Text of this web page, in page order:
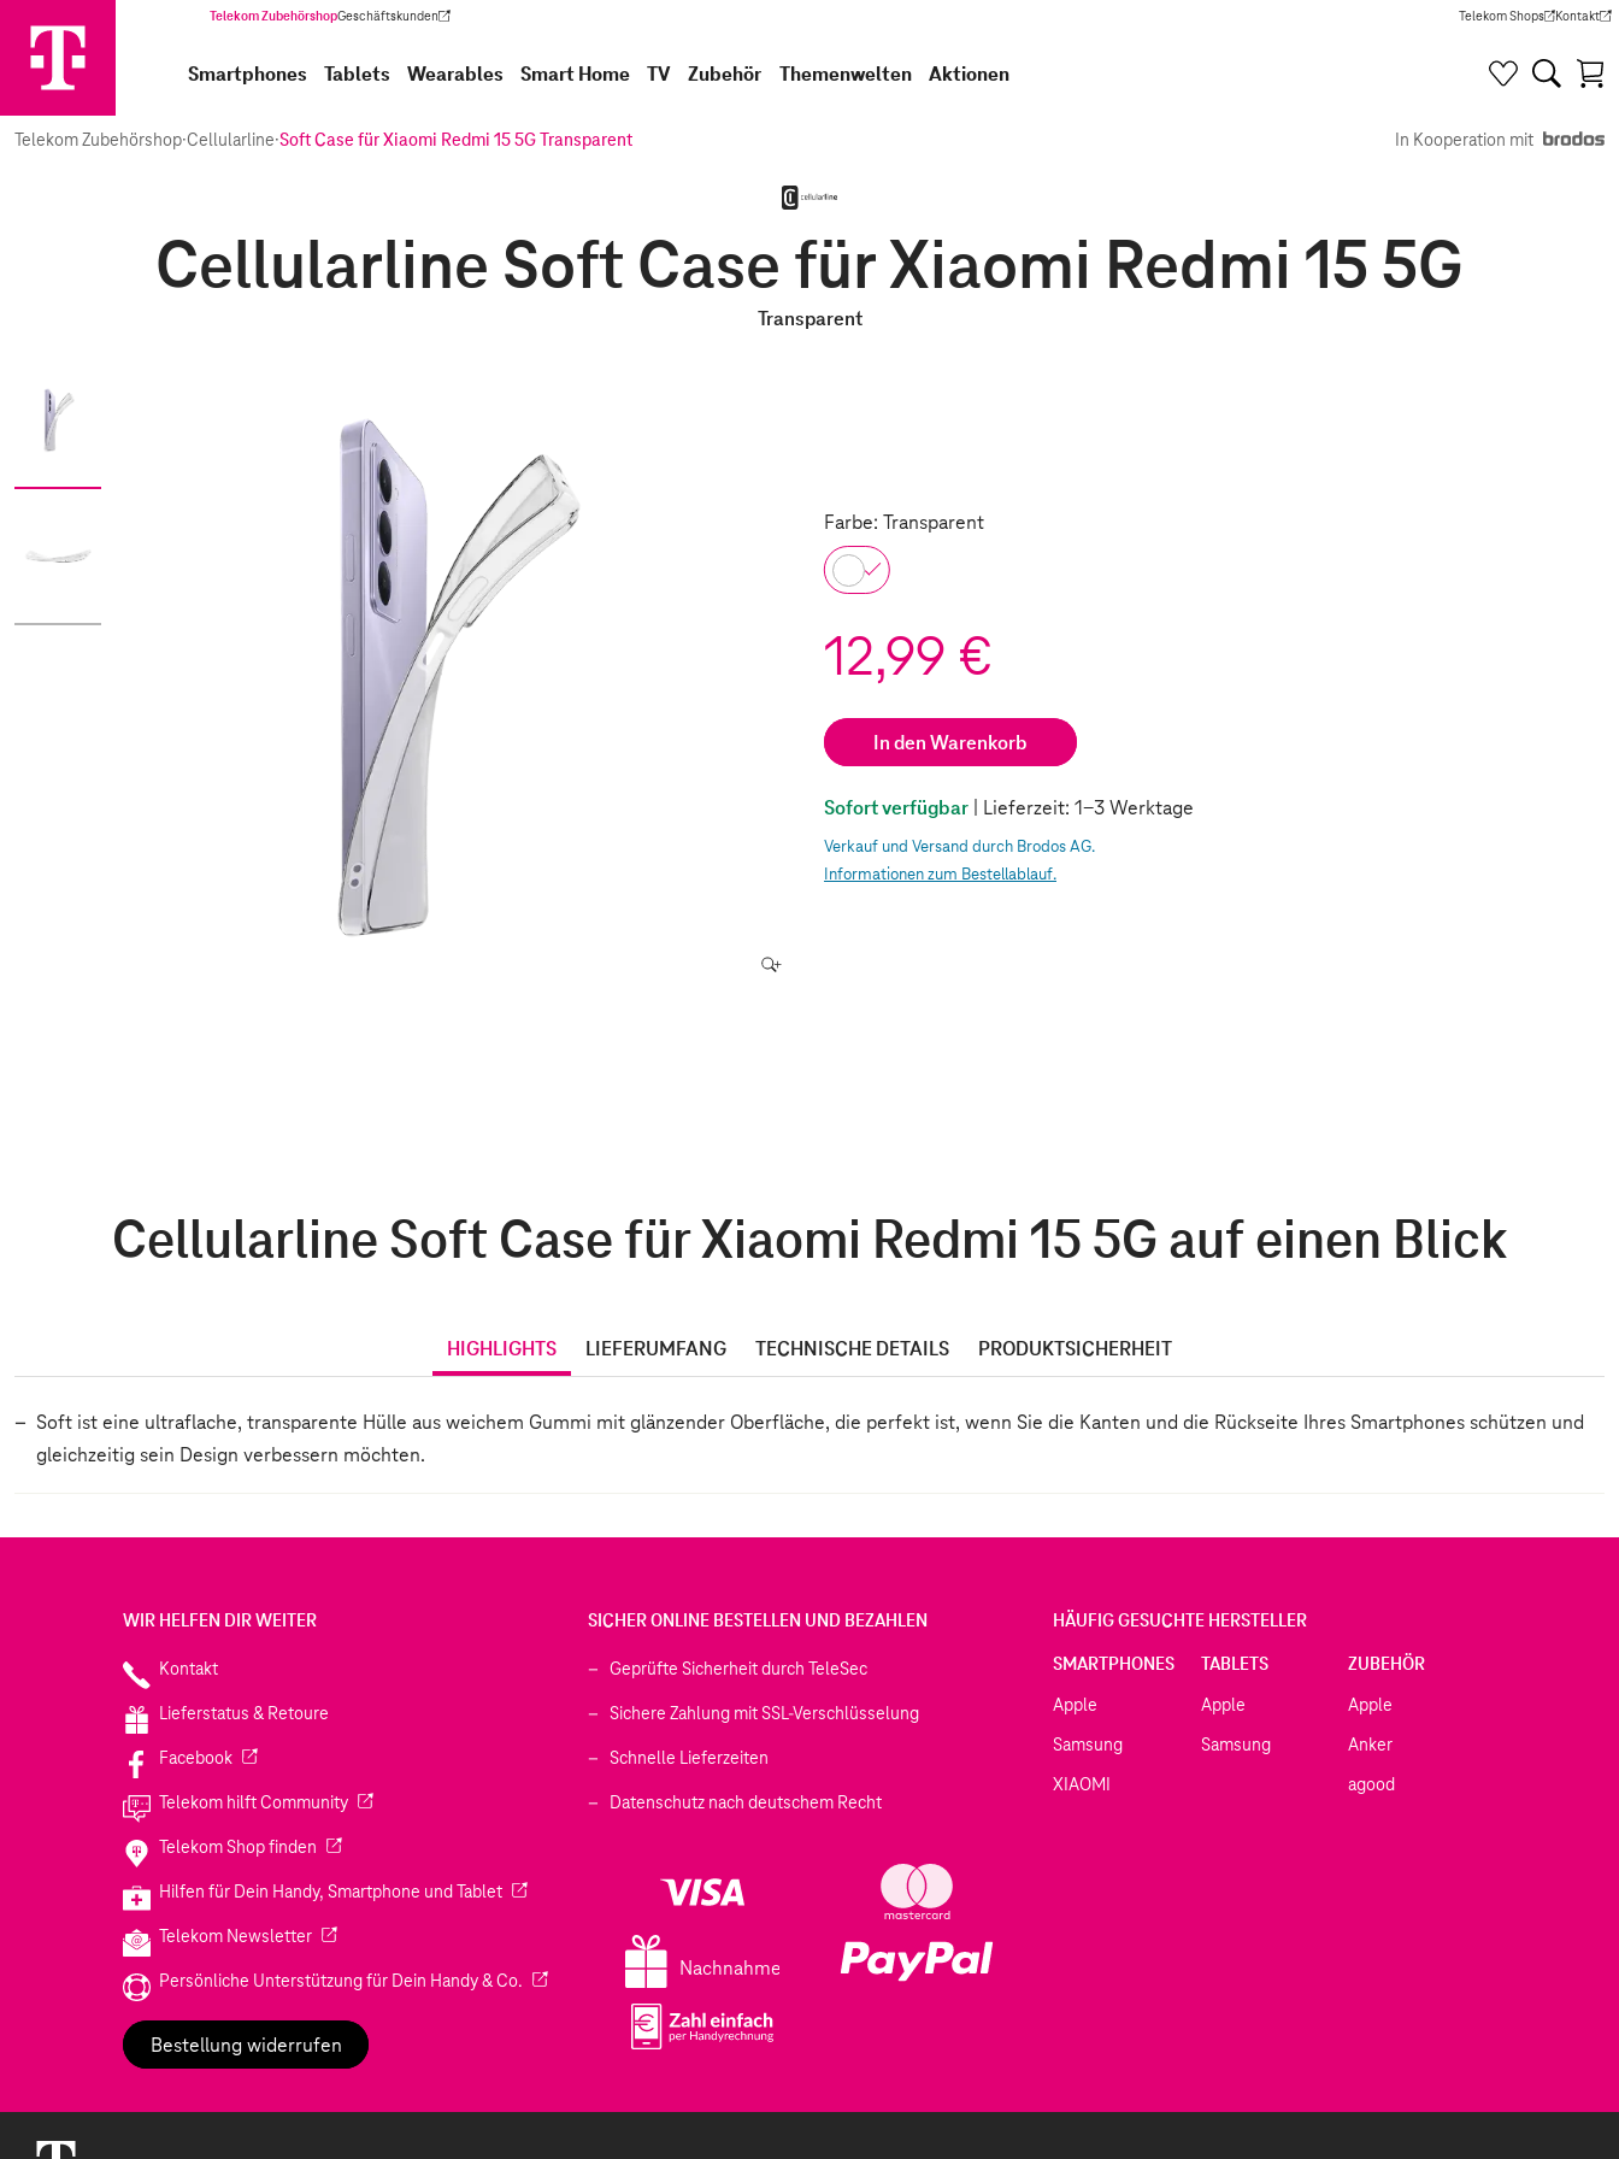
Telekom ZubehörshopGeschäftskunden
(Wird in einem neuen Tab geöffnet) Telekom Shops
(Wird in einem neuen Tab
Kontakt
(Wird in
Smartphones Tablets Wearables Smart Home TV Zubehör Themenwelten Aktionen
Telekom Zubehörshop·Cellularline·Soft Case für Xiaomi Redmi 15 5G Transparent In Kooperation mit
Cellularline Soft Case für Xiaomi Redmi 15 5G
Transparent
Farbe: Transparent
12,99 €
In den Warenkorb
Sofort verfügbar | Lieferzeit: 1-3 Werktage
Verkauf und Versand durch Brodos AG.
Informationen zum Bestellablauf.
Cellularline Soft Case für Xiaomi Redmi 15 5G auf einen Blick
HIGHLIGHTS LIEFERUMFANG TECHNISCHE DETAILS PRODUKTSICHERHEIT
Soft ist eine ultraflache, transparente Hülle aus weichem Gummi mit glänzender Oberfläche, die perfekt ist, wenn Sie die Kanten und die Rückseite Ihres Smartphones schützen und
gleichzeitig sein Design verbessern möchten.
WIR HELFEN DIR WEITER
Kontakt
Lieferstatus & Retoure
Facebook(Wird in einem neuen Tab geöffnet)
Telekom hilft Community(Wird in einem neuen Tab geöffnet)
Telekom Shop finden (Wird in einem neuen Tab geöffnet)
Hilfen für Dein Handy, Smartphone und Tablet(Wird in einem neuen Tab geöffnet)
Telekom Newsletter(Wird in einem neuen Tab geöffnet)
Persönliche Unterstützung für Dein Handy & Co. (Wird in einem neuen Tab geöffnet)
Bestellung widerrufen
SICHER ONLINE BESTELLEN UND BEZAHLEN
Geprüfte Sicherheit durch TeleSec
Sichere Zahlung mit SSL-Verschlüsselung
Schnelle Lieferzeiten
Datenschutz nach deutschem Recht
Nachnahme
HÄUFIG GESUCHTE HERSTELLER
SMARTPHONES
Apple
Samsung
XIAOMI
TABLETS
Apple
Samsung
ZUBEHÖR
Apple
Anker
agood